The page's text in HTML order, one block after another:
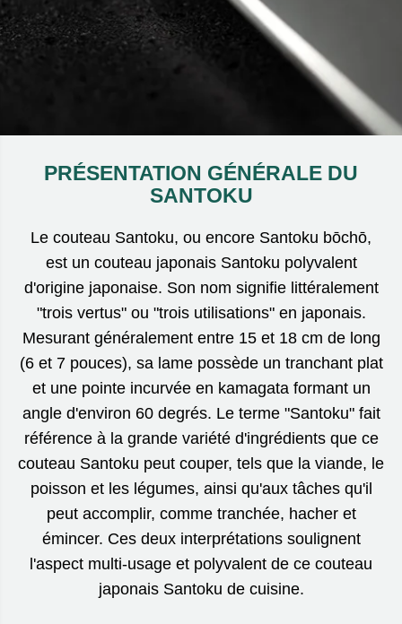
PRÉSENTATION GÉNÉRALE DU
SANTOKU
Le couteau Santoku, ou encore Santoku bōchō,
est un couteau japonais Santoku polyvalent
d'origine japonaise. Son nom signifie littéralement
"trois vertus" ou "trois utilisations" en japonais.
Mesurant généralement entre 15 et 18 cm de long
(6 et 7 pouces), sa lame possède un tranchant plat
et une pointe incurvée en kamagata formant un
angle d'environ 60 degrés. Le terme "Santoku" fait
référence à la grande variété d'ingrédients que ce
couteau Santoku peut couper, tels que la viande, le
poisson et les légumes, ainsi qu'aux tâches qu'il
peut accomplir, comme tranchée, hacher et
émincer. Ces deux interprétations soulignent
l'aspect multi-usage et polyvalent de ce couteau
japonais Santoku de cuisine.